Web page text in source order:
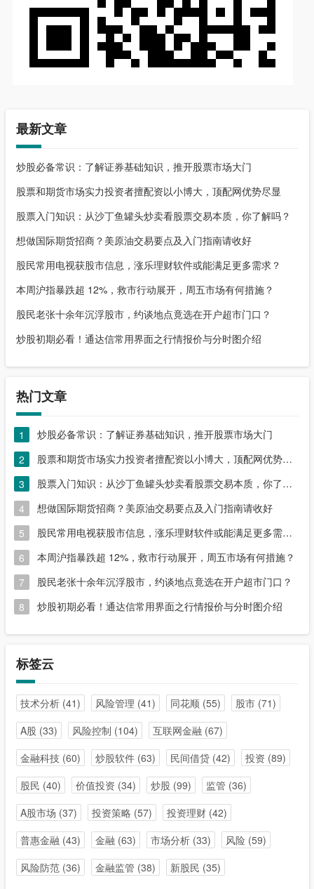
最新文章
炒股必备常识：了解证券基础知识，推开股票市场大门
股票和期货市场实力投资者擅配资以小博大，顶配网优势尽显
股票入门知识：从沙丁鱼罐头炒卖看股票交易本质，你了解吗？
想做国际期货招商？美原油交易要点及入门指南请收好
股民常用电视获股市信息，涨乐理财软件或能满足更多需求？
本周沪指暴跌超 12%，救市行动展开，周五市场有何措施？
股民老张十余年沉浮股市，约谈地点竟选在开户超市门口？
炒股初期必看！通达信常用界面之行情报价与分时图介绍
热门文章
1
炒股必备常识：了解证券基础知识，推开股票市场大门
2
股票和期货市场实力投资者擅配资以小博大，顶配网优势尽显
3
股票入门知识：从沙丁鱼罐头炒卖看股票交易本质，你了解吗？
4
想做国际期货招商？美原油交易要点及入门指南请收好
5
股民常用电视获股市信息，涨乐理财软件或能满足更多需求？
6
本周沪指暴跌超 12%，救市行动展开，周五市场有何措施？
7
股民老张十余年沉浮股市，约谈地点竟选在开户超市门口？
8
炒股初期必看！通达信常用界面之行情报价与分时图介绍
标签云
技术分析(41) 风险管理 (41) 同花顺(55) 股市(71)
A股 (33) 风险控制 (104) 互联网金融 (67)
金融科技(60) 炒股软件(63) 民间借贷(42) 投资 (89)
股民 (40) 价值投资 (34) 炒股 (99) 监管 (36)
A股市场 (37) 投资策略 (57) 投资理财(42)
普惠金融 (43) 金融 (63) 市场分析(33) 风险(59)
风险防范(36) 金融监管 (38) 新股民 (35)